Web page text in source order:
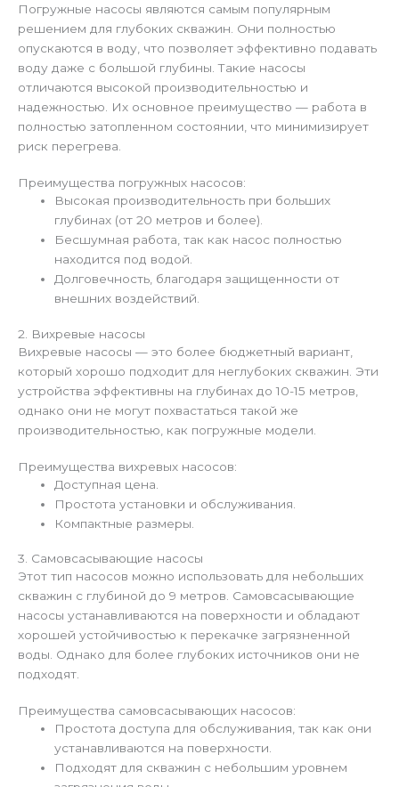
Погружные насосы являются самым популярным
решением для глубоких скважин. Они полностью
опускаются в воду, что позволяет эффективно подавать
воду даже с большой глубины. Такие насосы
отличаются высокой производительностью и
надежностью. Их основное преимущество — работа в
полностью затопленном состоянии, что минимизирует
риск перегрева.
Преимущества погружных насосов:
Высокая производительность при больших
глубинах (от 20 метров и более).
Бесшумная работа, так как насос полностью
находится под водой.
Долговечность, благодаря защищенности от
внешних воздействий.
2. Вихревые насосы
Вихревые насосы — это более бюджетный вариант,
который хорошо подходит для неглубоких скважин. Эти
устройства эффективны на глубинах до 10-15 метров,
однако они не могут похвастаться такой же
производительностью, как погружные модели.
Преимущества вихревых насосов:
Доступная цена.
Простота установки и обслуживания.
Компактные размеры.
3. Самовсасывающие насосы
Этот тип насосов можно использовать для небольших
скважин с глубиной до 9 метров. Самовсасывающие
насосы устанавливаются на поверхности и обладают
хорошей устойчивостью к перекачке загрязненной
воды. Однако для более глубоких источников они не
подходят.
Преимущества самовсасывающих насосов:
Простота доступа для обслуживания, так как они
устанавливаются на поверхности.
Подходят для скважин с небольшим уровнем